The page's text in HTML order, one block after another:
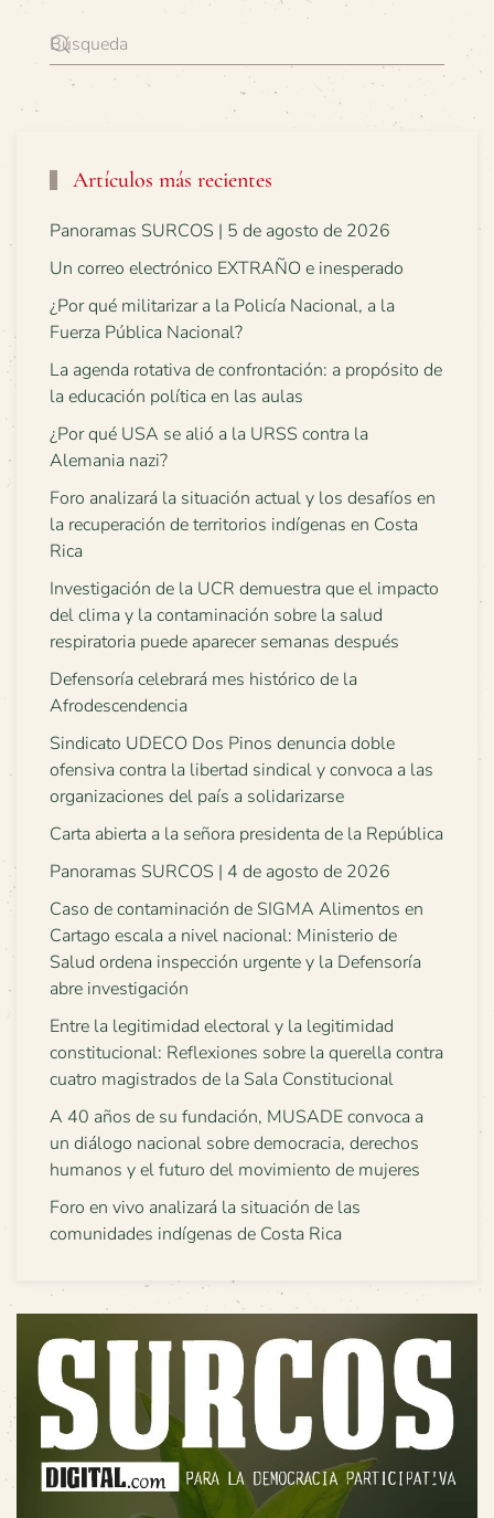
Artículos más recientes
Panoramas SURCOS | 5 de agosto de 2026
Un correo electrónico EXTRAÑO e inesperado
¿Por qué militarizar a la Policía Nacional, a la
Fuerza Pública Nacional?
La agenda rotativa de confrontación: a propósito de
la educación política en las aulas
¿Por qué USA se alió a la URSS contra la
Alemania nazi?
Foro analizará la situación actual y los desafíos en
la recuperación de territorios indígenas en Costa
Rica
Investigación de la UCR demuestra que el impacto
del clima y la contaminación sobre la salud
respiratoria puede aparecer semanas después
Defensoría celebrará mes histórico de la
Afrodescendencia
Sindicato UDECO Dos Pinos denuncia doble
ofensiva contra la libertad sindical y convoca a las
organizaciones del país a solidarizarse
Carta abierta a la señora presidenta de la República
Panoramas SURCOS | 4 de agosto de 2026
Caso de contaminación de SIGMA Alimentos en
Cartago escala a nivel nacional: Ministerio de
Salud ordena inspección urgente y la Defensoría
abre investigación
Entre la legitimidad electoral y la legitimidad
constitucional: Reflexiones sobre la querella contra
cuatro magistrados de la Sala Constitucional
A 40 años de su fundación, MUSADE convoca a
un diálogo nacional sobre democracia, derechos
humanos y el futuro del movimiento de mujeres
Foro en vivo analizará la situación de las
comunidades indígenas de Costa Rica